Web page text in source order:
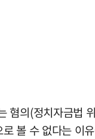
의(정치자금법
볼 수 없다는 이